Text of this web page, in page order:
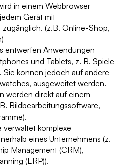
in einem Webbrowser
Gerät mit
(z.B. Online-Shop,
entwerfen Anwendungen
und Tablets, z. B. Spiele
können jedoch auf andere
ausgeweitet werden.
werden direkt auf einem
Bildbearbeitungssoftware,
komplexe
eines Unternehmens (z.
Management (CRM),
(ERP)).